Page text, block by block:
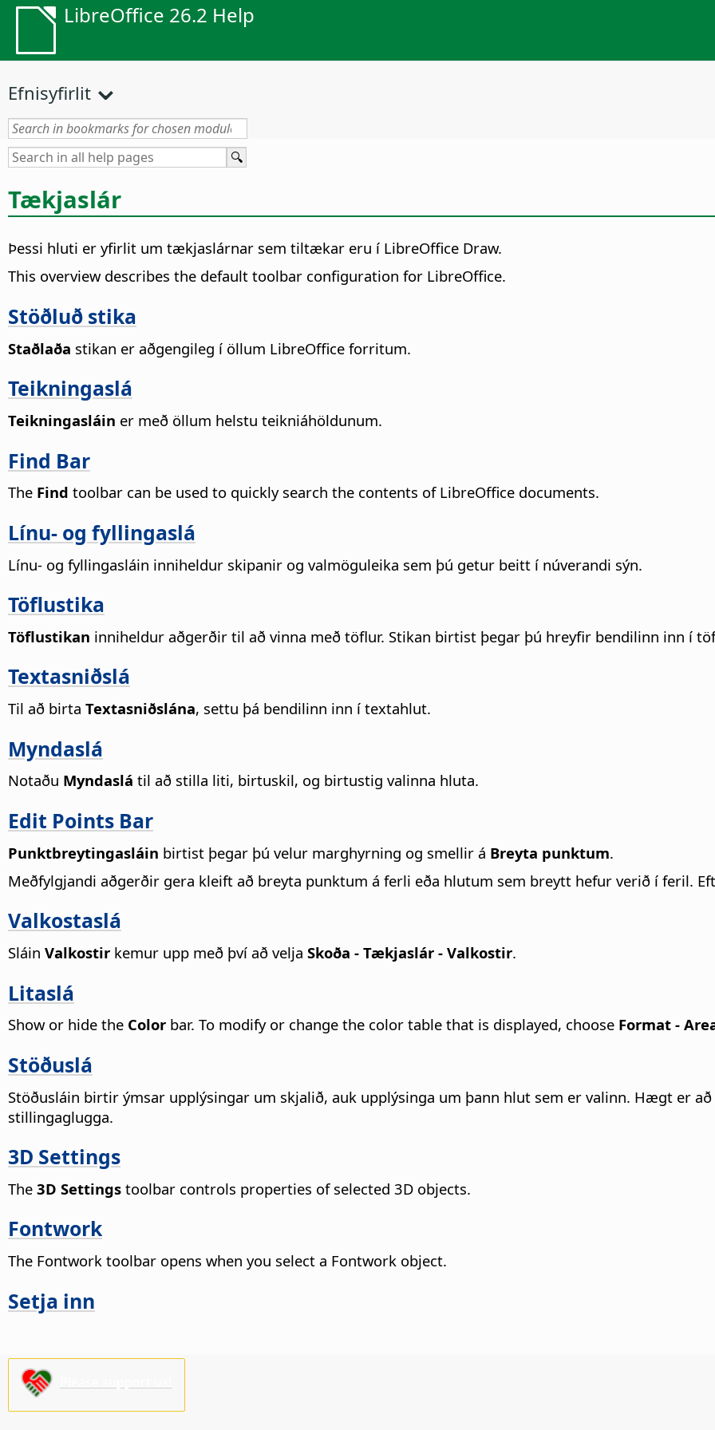
LibreOffice 26.2 Help
Efnisyfirlit
Tækjaslár
Þessi hluti er yfirlit um tækjaslárnar sem tiltækar eru í LibreOffice Draw.
This overview describes the default toolbar configuration for LibreOffice.
Stöðluð stika
Staðlaða stikan er aðgengileg í öllum LibreOffice forritum.
Teikningaslá
Teikningasláin er með öllum helstu teikniáhöldunum.
Find Bar
The Find toolbar can be used to quickly search the contents of LibreOffice documents.
Línu- og fyllingaslá
Línu- og fyllingasláin inniheldur skipanir og valmöguleika sem þú getur beitt í núverandi sýn.
Töflustika
Töflustikan inniheldur aðgerðir til að vinna með töflur. Stikan birtist þegar þú hreyfir bendilinn inn í
Textasniðslá
Til að birta Textasniðslána, settu þá bendilinn inn í textahlut.
Myndaslá
Notaðu Myndaslá til að stilla liti, birtuskil, og birtustig valinna hluta.
Edit Points Bar
Punktbreytingasláin birtist þegar þú velur marghyrning og smellir á Breyta punktum.
Meðfylgjandi aðgerðir gera kleift að breyta punktum á ferli eða hlutum sem breytt hefur verið í feril.
Valkostaslá
Sláin Valkostir kemur upp með því að velja Skoða - Tækjaslár - Valkostir.
Litaslá
Show or hide the Color bar. To modify or change the color table that is displayed, choose Format -
Stöðuslá
Stöðusláin birtir ýmsar upplýsingar um skjalið, auk upplýsinga um þann hlut sem er valinn. Hægt er
stillingaglugga.
3D Settings
The 3D Settings toolbar controls properties of selected 3D objects.
Fontwork
The Fontwork toolbar opens when you select a Fontwork object.
Setja inn